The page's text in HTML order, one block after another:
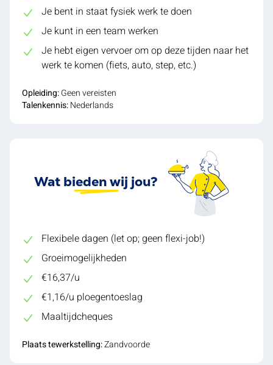
Je bent in staat fysiek werk te doen
Je kunt in een team werken
Je hebt eigen vervoer om op deze tijden naar het
werk te komen (fiets, auto, step, etc.)
Opleiding:Geen vereisten
Talenkennis:Nederlands
Wat bieden wij jou?
Flexibele dagen (let op; geen flexi-job!)
Groeimogelijkheden
€16,37/u
€1,16/u ploegentoeslag
Maaltijdcheques
Plaats tewerkstelling:Zandvoorde